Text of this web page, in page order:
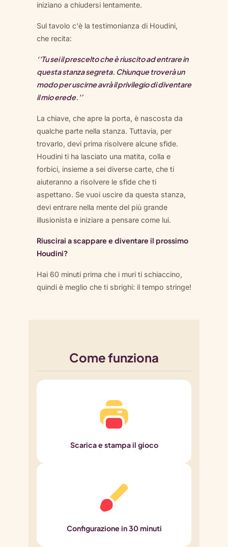
iniziano a chiudersi lentamente.
Sul tavolo c'è la testimonianza di Houdini,
che recita:
‘'Tu sei il prescelto che è riuscito ad entrare in
questa stanza segreta. Chiunque troverà un
modo per uscirne avrà il privilegio di diventare
il mio erede.'’
La chiave, che apre la porta, è nascosta da
qualche parte nella stanza. Tuttavia, per
trovarlo, devi prima risolvere alcune sfide.
Houdini ti ha lasciato una matita, colla e
forbici, insieme a sei diverse carte, che ti
aiuteranno a risolvere le sfide che ti
aspettano. Se vuoi uscire da questa stanza,
devi entrare nella mente del più grande
illusionista e iniziare a pensare come lui.
Riuscirai a scappare e diventare il prossimo
Houdini?
Hai 60 minuti prima che i muri ti schiaccino,
quindi è meglio che ti sbrighi: il tempo stringe!
Come funziona
Scarica e stampa il gioco
Configurazione in 30 minuti